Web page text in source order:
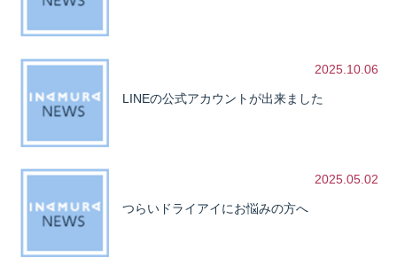
2025.10.06
LINEの公式アカウントが出来ました
2025.05.02
つらいドライアイにお悩みの方へ